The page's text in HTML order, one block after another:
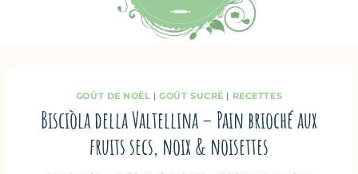
GOÛT DE NOËL |GOÛT SUCRÉ | RECETTES
Bisciòla della Valtellina – Pain brioché aux
fruits secs, noix & noisettes